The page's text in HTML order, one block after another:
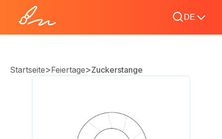
DE
Startseite>Feiertage>Zuckerstange